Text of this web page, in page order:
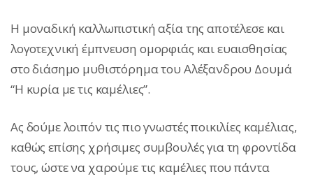
Η μοναδική καλλωπιστική αξία της αποτέλεσε και
λογοτεχνική έμπνευση ομορφιάς και ευαισθησίας
στο διάσημο μυθιστόρημα του Αλέξανδρου Δουμά
“Η κυρία με τις καμέλιες”.
Ας δούμε λοιπόν τις πιο γνωστές ποικιλίες καμέλιας,
καθώς επίσης χρήσιμες συμβουλές για τη φροντίδα
τους, ώστε να χαρούμε τις καμέλιες που πάντα